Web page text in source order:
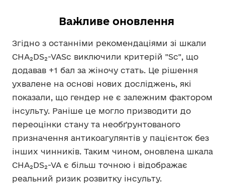
Важливе оновлення
Згідно з останніми рекомендаціями зі шкали
CHA₂DS₂-VASc виключили критерій "Sc", що
додавав +1 бал за жіночу стать. Це рішення
ухвалене на основі нових досліджень, які
показали, що гендер не є залежним фактором
інсульту. Раніше це могло призводити до
переоцінки стану та необґрунтованого
призначення антикоагулянтів у пацієнток без
інших чинників. Таким чином, оновлена шкала
CHA₂DS₂-VA є більш точною і відображає
реальний ризик розвитку інсульту.